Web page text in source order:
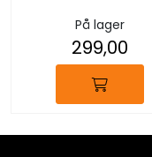
På lager
299,00